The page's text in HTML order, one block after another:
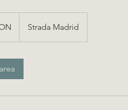
Strada Madrid